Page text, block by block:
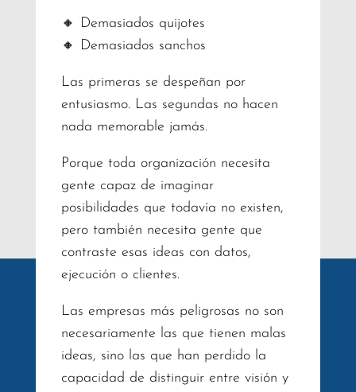
🔸 Demasiados quijotes
🔸 Demasiados sanchos
Las primeras se despeñan por
entusiasmo. Las segundas no hacen
nada memorable jamás.
Porque toda organización necesita
gente capaz de imaginar
posibilidades que todavía no existen,
pero también necesita gente que
contraste esas ideas con datos,
ejecución o clientes.
Las empresas más peligrosas no son
necesariamente las que tienen malas
ideas, sino las que han perdido la
capacidad de distinguir entre visión y